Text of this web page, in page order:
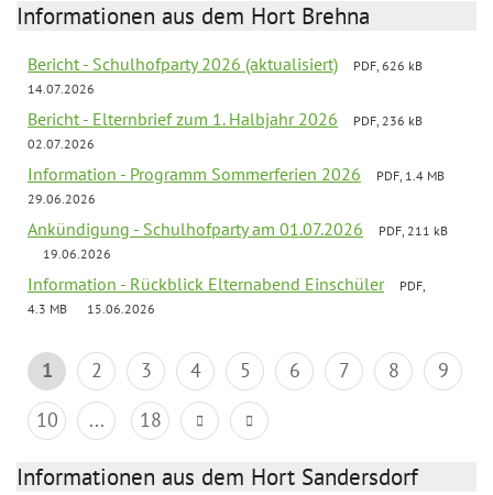
Informationen aus dem Hort Brehna
Bericht - Schulhofparty 2026 (aktualisiert)
PDF, 626 kB
14.07.2026
Bericht - Elternbrief zum 1. Halbjahr 2026
PDF, 236 kB
02.07.2026
Information - Programm Sommerferien 2026
PDF, 1.4 MB
29.06.2026
Ankündigung - Schulhofparty am 01.07.2026
PDF, 211 kB
19.06.2026
Information - Rückblick Elternabend Einschüler
PDF,
4.3 MB
15.06.2026
1 2 3 4 5 6 7 8
9
10
... 18
Informationen aus dem Hort Sandersdorf